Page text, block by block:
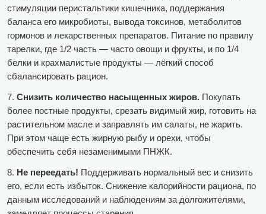
стимуляции перистальтики кишечника, поддержания
баланса его микробиоты, вывода токсинов, метаболитов
гормонов и лекарственных препаратов. Питание по правилу
тарелки, где 1/2 часть — часто овощи и фрукты, и по 1/4
белки и крахмалистые продукты — лёгкий способ
сбалансировать рацион.
7. Снизить количество насыщенных жиров. Покупать
более постные продукты, срезать видимый жир, готовить на
растительном масле и заправлять им салаты, не жарить.
При этом чаще есть жирную рыбу и орехи, чтобы
обеспечить себя незаменимыми ПНЖК.
8. Не переедать! Поддерживать нормальный вес и снизить
его, если есть избыток. Снижение калорийности рациона, по
данным исследований и наблюдениям за долгожителями,